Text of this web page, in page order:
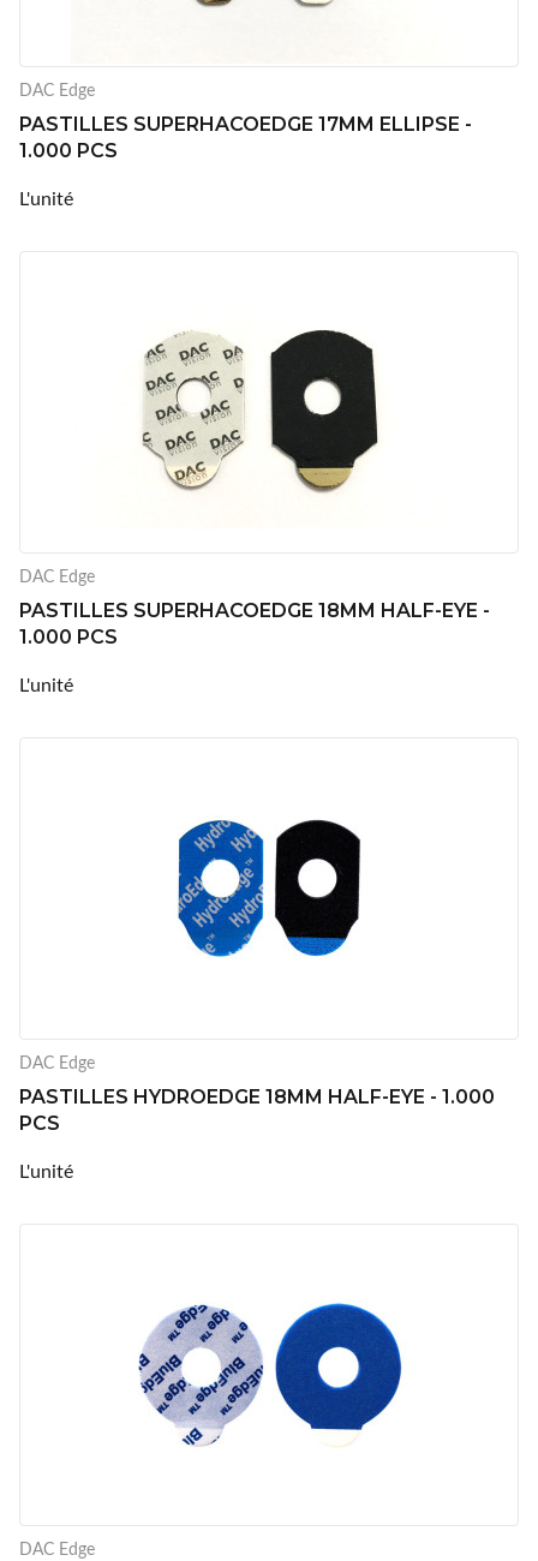
DAC Edge
PASTILLES SUPERHACOEDGE 17MM ELLIPSE -
1.000 PCS
L'unité
DAC Edge
PASTILLES SUPERHACOEDGE 18MM HALF-EYE -
1.000 PCS
L'unité
DAC Edge
PASTILLES HYDROEDGE 18MM HALF-EYE - 1.000
PCS
L'unité
DAC Edge